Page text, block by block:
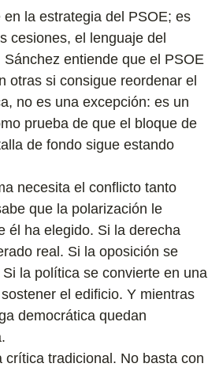
la estrategia del PSOE; es
cesiones, el lenguaje del
entiende que el PSOE
otras si consigue reordenar el
no es una excepción: es un
prueba de que el bloque de
de fondo sigue estando
necesita el conflicto tanto
que la polarización le
él ha elegido. Si la derecha
real. Si la oposición se
la política se convierte en una
el edificio. Y mientras
democrática quedan
tradicional. No basta con